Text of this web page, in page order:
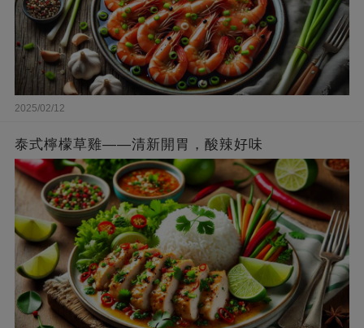
2025/02/12
泰式檸檬草雞——清新開胃，酸辣好味